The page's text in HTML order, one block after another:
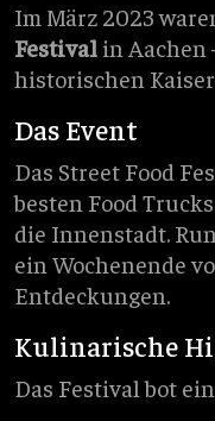
Im März 2023
Festival in
historischen
Das Event
Das Street Food
besten Food
die Innenstadt.
ein Wochenende
Entdeckungen.
Kulinarische
Das Festival bot